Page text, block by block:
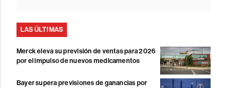
LAS ÚLTIMAS
Merck eleva su previsión de ventas para 2026
por el impulso de nuevos medicamentos
Bayer supera previsiones de ganancias por